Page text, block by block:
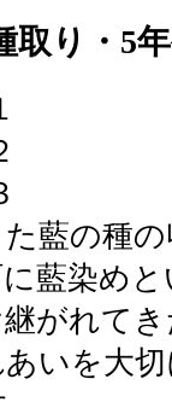
り・5
藍の種
藍染め
がれて
いを大